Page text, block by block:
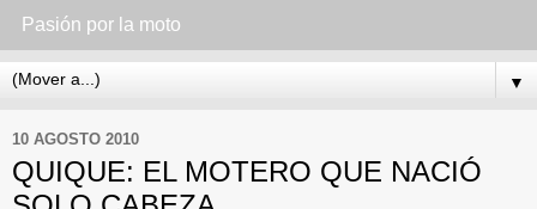
Pasión por la moto
▼
10 AGOSTO 2010
QUIQUE: EL MOTERO QUE NACIÓ